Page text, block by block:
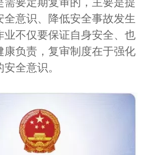
全意识、降低安全事故发生
业不仅要保证自身安全、也
康负责，复审制度在于强化
全意识。